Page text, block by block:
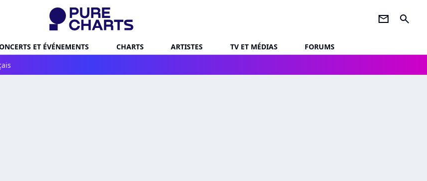
newsletter search
ET ÉVÉNEMENTS CHARTS ARTISTES TV ET MÉDIAS
FORUMS